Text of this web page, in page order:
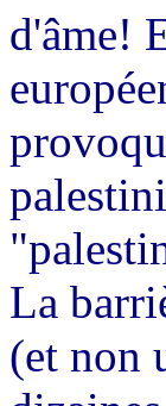
d'âme!
La
(et non